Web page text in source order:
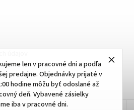
len v pracovné dni a podľa
predajne. Objednávky prijaté v
hodine môžu byť odoslané až
deň. Vybavené zásielky
iba v pracovné dni.
údajov